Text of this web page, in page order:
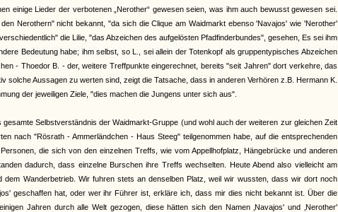
einige Lieder der verbotenen „Nerother“ gewesen seien, was ihm auch bewusst gewesen sei.
Nerothern" nicht bekannt, "da sich die Clique am Waidmarkt ebenso 'Navajos' wie 'Nerother'
die Lilie, "das Abzeichen des aufgelösten Pfadfinderbundes", gesehen, Es sei ihm
Bedeutung habe; ihm selbst, so L., sei allein der Totenkopf als gruppentypisches Abzeichen
- Thoedor B. - der, weitere Treffpunkte eingerechnet, bereits "seit Jahren" dort verkehre, das
Aussagen zu werten sind, zeigt die Tatsache, dass in anderen Verhören z.B. Hermann K.
der jeweiligen Ziele, "dies machen die Jungens unter sich aus".
Selbstverständnis der Waidmarkt-Gruppe (und wohl auch der weiteren zur gleichen Zeit
nach "Rösrath - Ammerländchen - Haus Steeg" teilgenommen habe, auf die entsprechenden
die sich von den einzelnen Treffs, wie vom Appellhofplatz, Hängebrücke und anderen
dadurch, dass einzelne Burschen ihre Treffs wechselten. Heute Abend also vielleicht am
Wanderbetrieb. Wir fuhren stets an denselben Platz, weil wir wussten, dass wir dort noch
geschaffen hat, oder wer ihr Führer ist, erkläre ich, dass mir dies nicht bekannt ist. Über die
Jahren durch alle Welt gezogen, diese hätten sich den Namen ‚Navajos' und ‚Nerother'